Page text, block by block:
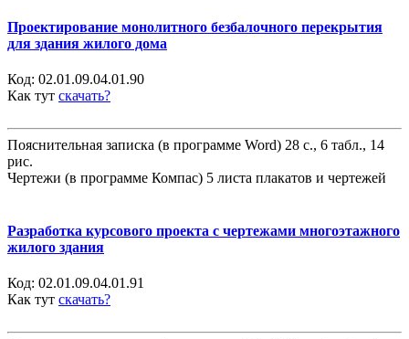
Проектирование монолитного безбалочного перекрытия
для здания жилого дома
Код: 02.01.09.04.01.90
Как тут скачать?
Пояснительная записка (в программе Word) 28 с., 6 табл., 14
рис.
Чертежи (в программе Компас) 5 листа плакатов и чертежей
Разработка курсового проекта с чертежами многоэтажного
жилого здания
Код: 02.01.09.04.01.91
Как тут скачать?